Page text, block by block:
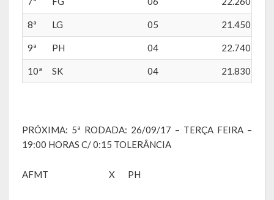
RPPS
RREO
PPA
LDO
8ª LG 05 21.450
9ª PH 04 22.740
10ª SK 04 21.830
PRÓXIMA: 5ª RODADA: 26/09/17 – TERÇA FEIRA –
19:00 HORAS C/ 0:15 TOLERÂNCIA
AFMT X PH